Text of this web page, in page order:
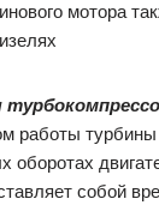
мотора
работы турбины
оборотах
собой